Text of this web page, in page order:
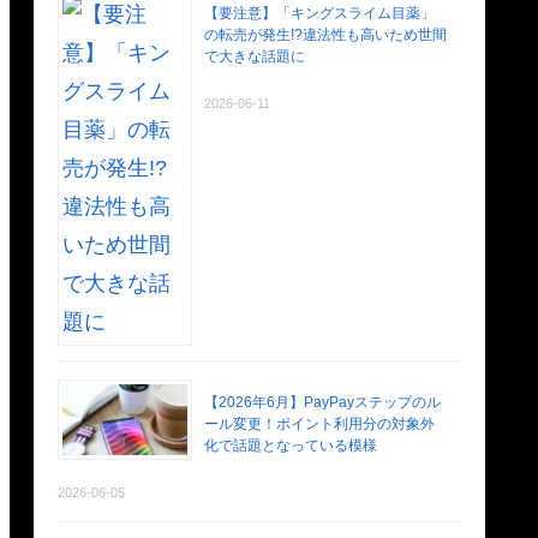
【要注意】「キングスライム目薬」
の転売が発生!?違法性も高いため世間
で大きな話題に
2026-06-11
【2026年6月】PayPayステップのル
ール変更！ポイント利用分の対象外
化で話題となっている模様
2026-06-05